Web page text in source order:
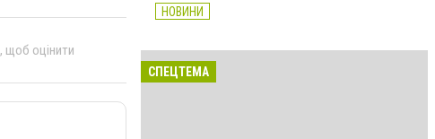
, щоб оцінити
НОВИНИ
СПЕЦТЕМА